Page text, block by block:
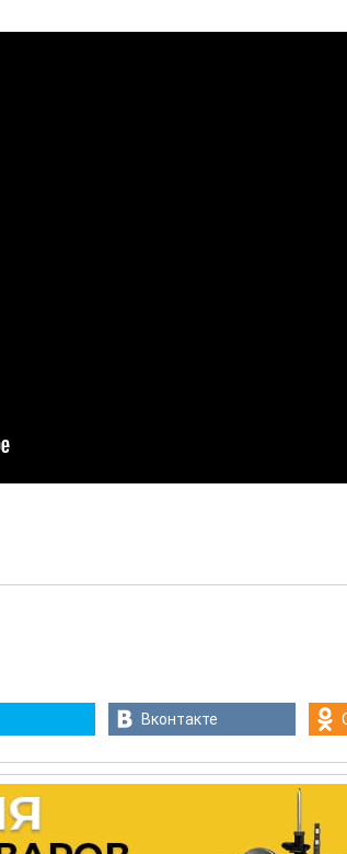
Вконтакте